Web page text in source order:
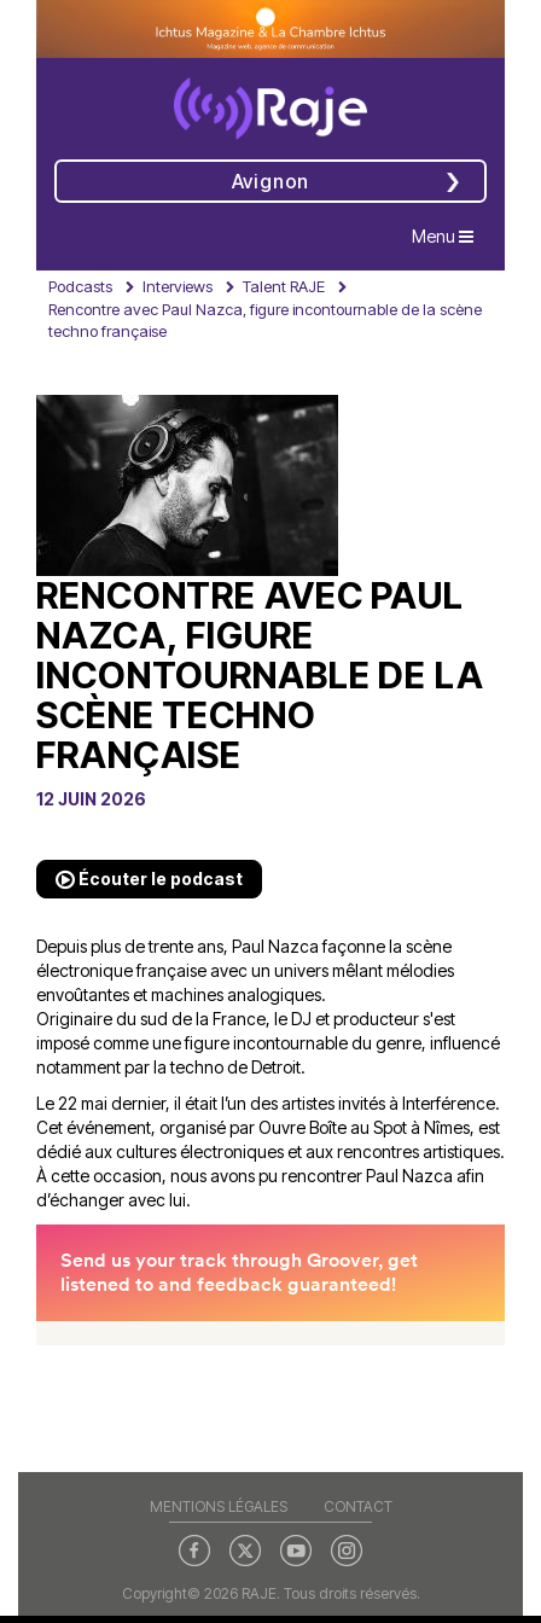
Avignon
Navigation
Menu
Podcasts Interviews
Talent RAJE
Rencontre avec Paul Nazca, figure incontournable de la scène
techno française
RENCONTRE AVEC PAUL
NAZCA, FIGURE
INCONTOURNABLE DE LA
SCÈNE TECHNO
FRANÇAISE
12 JUIN 2026
Écouter le podcast
Depuis plus de trente ans, Paul Nazca façonne la scène
électronique française avec un univers mêlant mélodies
envoûtantes et machines analogiques.
Originaire du sud de la France, le DJ et producteur s'est
imposé comme une figure incontournable du genre, influencé
notamment par la techno de Detroit.
Le 22 mai dernier, il était l’un des artistes invités à Interférence.
Cet événement, organisé par Ouvre Boîte au Spot à Nîmes, est
dédié aux cultures électroniques et aux rencontres artistiques.
À cette occasion, nous avons pu rencontrer Paul Nazca afin
d’échanger avec lui.
MENTIONS LÉGALES CONTACT
Copyright© 2026 RAJE. Tous droits réservés.